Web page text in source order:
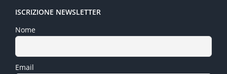
ISCRIZIONE NEWSLETTER
Nome
Email